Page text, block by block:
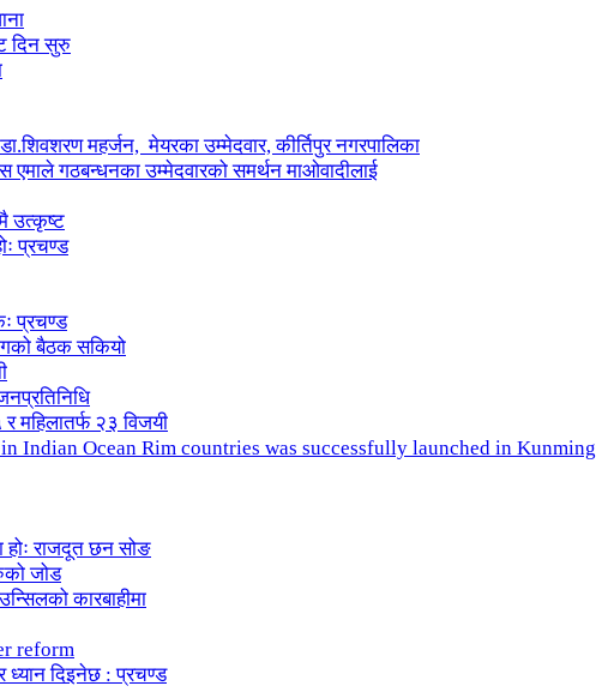
दिन सुरु
महर्जन, मेयरका उम्मेदवार, कीर्तिपुर नगरपालिका
एमाले गठबन्धनका उम्मेदवारको समर्थन माओवादीलाई
उत्कृष्ट
प्रचण्ड
प्रचण्ड
बैठक सकियो
महिलातर्फ २३ विजयी
Indian Ocean Rim countries was successfully launched in Kunming
राजदूत छन सोङ
जोड
कारबाहीमा
reform
ध्यान दिइनेछ : प्रचण्ड